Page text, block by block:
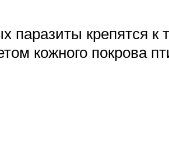
паразиты крепятся к
кожного покрова